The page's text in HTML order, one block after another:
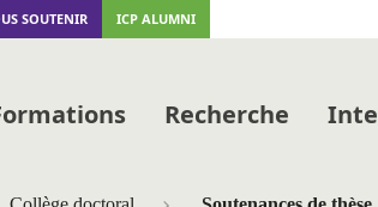
SOUTENIR ICP ALUMNI
Recherche